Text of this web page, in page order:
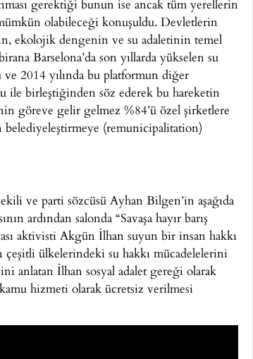
gerektiği bunun ise ancak tüm yerellerin
olabileceği konuşuldu. Devletlerin
ekolojik dengenin ve su adaletinin temel
Barselona’da son yıllarda yükselen su
2014 yılında bu platformun diğer
ile birleştiğinden söz ederek bu hareketin
göreve gelir gelmez %84’ü özel şirketlere
(remunicipalitation)
ve parti sözcüsü Ayhan Bilgen’in aşağıda
ardından salonda “Savaşa hayır barış
aktivisti Akgün İlhan suyun bir insan hakkı
çeşitli ülkelerindeki su hakkı mücadelelerini
anlatan İlhan sosyal adalet gereği olarak
hizmeti olarak ücretsiz verilmesi